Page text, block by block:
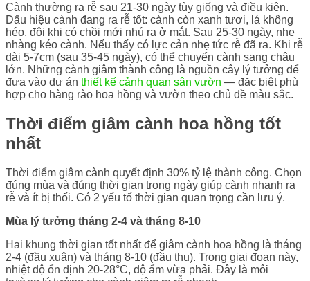
Cành thường ra rễ sau 21-30 ngày tùy giống và điều kiện.
Dấu hiệu cành đang ra rễ tốt: cành còn xanh tươi, lá không
héo, đôi khi có chồi mới nhú ra ở mắt. Sau 25-30 ngày, nhẹ
nhàng kéo cành. Nếu thấy có lực cản nhẹ tức rễ đã ra. Khi rễ
dài 5-7cm (sau 35-45 ngày), có thể chuyển cành sang chậu
lớn. Những cành giâm thành công là nguồn cây lý tưởng để
đưa vào dự án thiết kế cảnh quan sân vườn — đặc biệt phù
hợp cho hàng rào hoa hồng và vườn theo chủ đề màu sắc.
Thời điểm giâm cành hoa hồng tốt
nhất
Thời điểm giâm cành quyết định 30% tỷ lệ thành công. Chọn
đúng mùa và đúng thời gian trong ngày giúp cành nhanh ra
rễ và ít bị thối. Có 2 yếu tố thời gian quan trọng cần lưu ý.
Mùa lý tưởng tháng 2-4 và tháng 8-10
Hai khung thời gian tốt nhất để giâm cành hoa hồng là tháng
2-4 (đầu xuân) và tháng 8-10 (đầu thu). Trong giai đoạn này,
nhiệt độ ổn định 20-28°C, độ ẩm vừa phải. Đây là môi